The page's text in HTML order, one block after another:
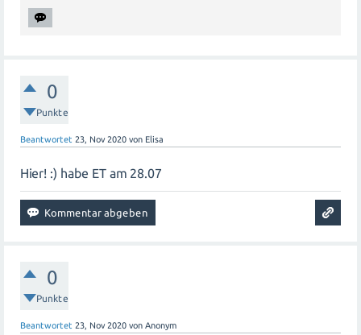
0
Punkte
Beantwortet 23, Nov 2020 von Elisa
Hier! :) habe ET am 28.07
0
Punkte
Beantwortet 23, Nov 2020 von Anonym